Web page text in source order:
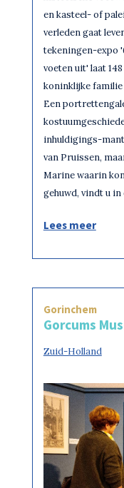
en kasteel- of
verleden gaat
tekeningen-expo
voeten uit' laat
koninklijke
Een
inhuldigings-
van Pruissen,
Marine waarin
gehuwd, vindt u
Lees meer
Gorinchem
Gorcums
Zuid-Holland